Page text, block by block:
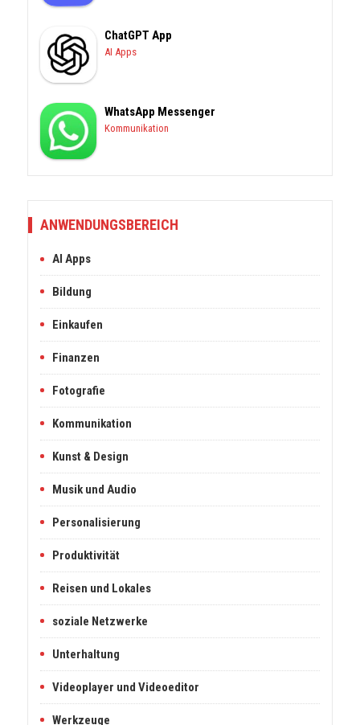
ChatGPT App
AI Apps
WhatsApp Messenger
Kommunikation
ANWENDUNGSBEREICH
AI Apps
Bildung
Einkaufen
Finanzen
Fotografie
Kommunikation
Kunst & Design
Musik und Audio
Personalisierung
Produktivität
Reisen und Lokales
soziale Netzwerke
Unterhaltung
Videoplayer und Videoeditor
Werkzeuge